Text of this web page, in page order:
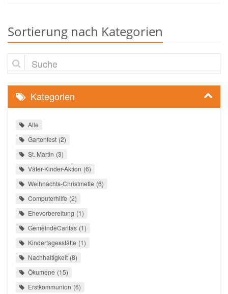
Sortierung nach Kategorien
Suche
Kategorien
Alle
Gartenfest 2
St. Martin 3
Väter-Kinder-Aktion 6
Weihnachts-Christmette 6
Computerhilfe 2
Ehevorbereitung 1
GemeindeCaritas 1
Kindertagesstätte 1
Nachhaltigkeit 8
Ökumene 15
Erstkommunion 6